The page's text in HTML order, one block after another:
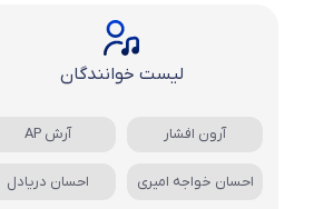
لیست خوانندگان
آرون افشار آرش AP
احسان خواجه امیری احسان دریادل